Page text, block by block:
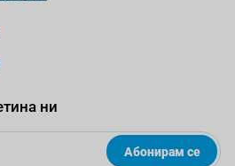
ни
Абонирам се